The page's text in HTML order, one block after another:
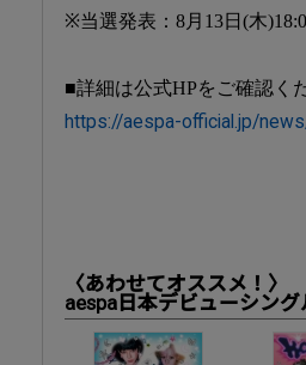
※当選発表：8月13日(木
■詳細は公式HPをご確認く
https://aespa-official.jp/
〈あわせてオススメ！〉
aespa日本デビューシング